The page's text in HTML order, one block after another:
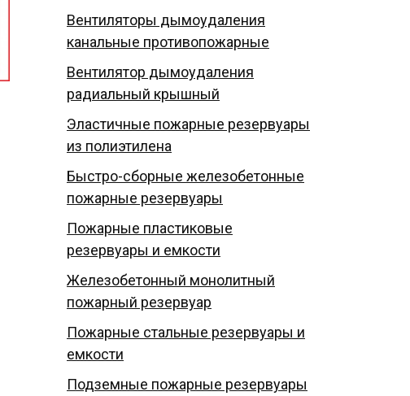
Вентиляторы дымоудаления
канальные противопожарные
Вентилятор дымоудаления
радиальный крышный
Эластичные пожарные резервуары
из полиэтилена
Быстро-сборные железобетонные
пожарные резервуары
Пожарные пластиковые
резервуары и емкости
Железобетонный монолитный
пожарный резервуар
Пожарные стальные резервуары и
емкости
Подземные пожарные резервуары